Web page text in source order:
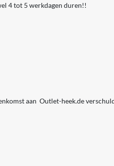
4 tot 5 werkdagen duren!!
aan Outlet-heek.de